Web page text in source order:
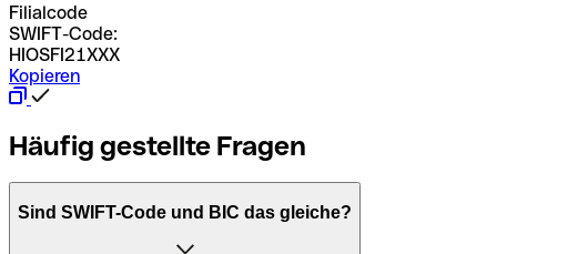
Filialcode
SWIFT-Code:
HIOSFI21XXX
Kopieren
Häufig gestellte Fragen
Sind SWIFT-Code und BIC das gleiche?